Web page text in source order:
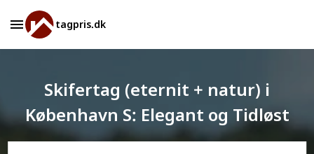
tagpris.dk
Skifertag (eternit + natur) i
København S: Elegant og Tidløst